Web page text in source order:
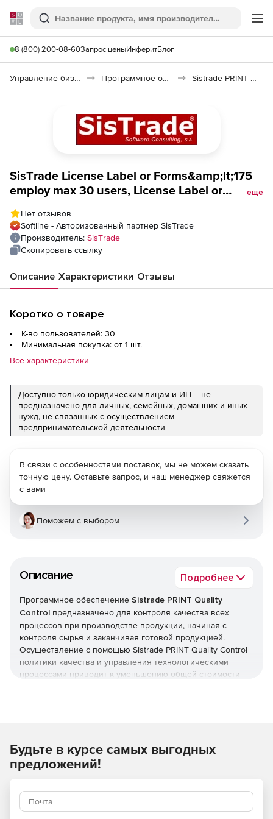
Softline
Поиск
8 (800) 200-08-60Запрос ценыИнферитБлог
Управление бизнесом, CRM/ERP Программное обеспечение для управления бизнесом Sistrade PRINT Quality Control
SisТrade License Label or Forms&amp;lt;175
employ max 30 users, License Label or
еще
Нет отзывов
Softline - Авторизованный партнер SisТrade
Производитель: SisТrade
Скопировать ссылку
Описание Характеристики Отзывы
Коротко о товаре
К-во пользователей: 30
Минимальная покупка: от 1 шт.
Все характеристики
Доступно только юридическим лицам и ИП – не
предназначено для личных, семейных, домашних и иных
нужд, не связанных с осуществлением
предпринимательской деятельности
Описание Подробнее
Программное обеспечение Sistrade PRINT Quality
Control предназначено для контроля качества всех
процессов при производстве продукции, начиная с
контроля сырья и заканчивая готовой продукцией.
Осуществление с помощью Sistrade PRINT Quality Control
политики качества и управления технологическими
процессами приводит к уменьшению общей стоимости
поводу качества, менеджер может выполнить проверку/
тестирование материала с соответствующим
оборудованием. Sistrade PRINT Quality Control помогает
причины несоответствия установленным стандартам.
Расходы на управление и контроль несоответствий
В связи с особенностями поставок, мы не можем сказать
точную цену. Оставьте запрос, и наш менеджер свяжется
с вами
Поможем с выбором
Будьте в курсе самых выгодных
предложений!